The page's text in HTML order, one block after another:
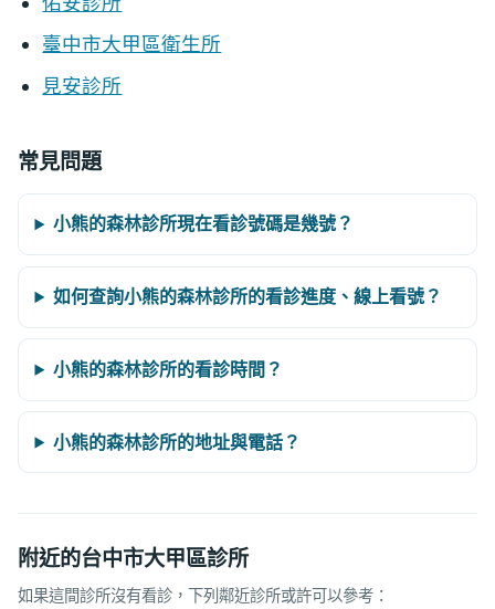
臺中市大甲區衛生所
見安診所
常見問題
小熊的森林診所現在看診號碼是幾號？
如何查詢小熊的森林診所的看診進度、線上看號？
小熊的森林診所的看診時間？
小熊的森林診所的地址與電話？
附近的台中市大甲區診所
如果這間診所沒有看診，下列鄰近診所或許可以參考：